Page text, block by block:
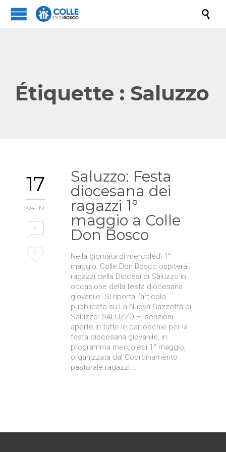

Étiquette : Saluzzo
17
04 '19
0
Love
0
Saluzzo: Festa
diocesana dei
ragazzi 1°
maggio a Colle
Don Bosco
Nella giornata di mercoledì 1°
maggio, Colle Don Bosco ospiterà i
ragazzi della Diocesi di Saluzzo in
occasione della festa diocesana
giovanile. Si riporta l’articolo
pubblicato su La Nuova Gazzetta di
Saluzzo: SALUZZO – Iscrizioni
aperte in tutte le parrocchie per la
festa diocesana giovanile, in
programma mercoledì 1° maggio,
organizzata dal Coordinamento
pastorale ragazzi….